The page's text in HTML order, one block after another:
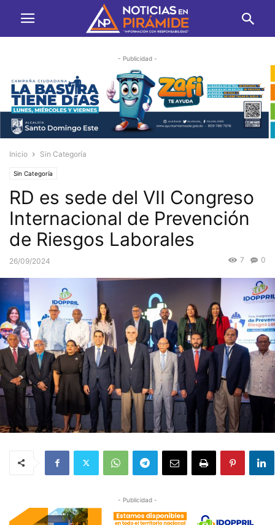
- Publicidad -
Inicio Sin Categoría
Sin Categoría
RD es sede del VII Congreso
Internacional de Prevención
de Riesgos Laborales
26/09/2024 0
7
- Publicidad -